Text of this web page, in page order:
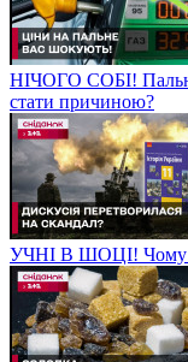
НІЧОГО СОБІ!
стати причиною?
УЧНІ В ШОЦІ! Чому